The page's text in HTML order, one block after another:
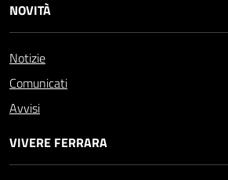
NOVITÀ
Notizie
Comunicati
Avvisi
VIVERE FERRARA